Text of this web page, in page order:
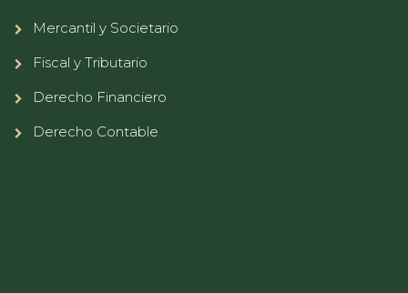
Mercantil y Societario
Fiscal y Tributario
Derecho Financiero
Derecho Contable